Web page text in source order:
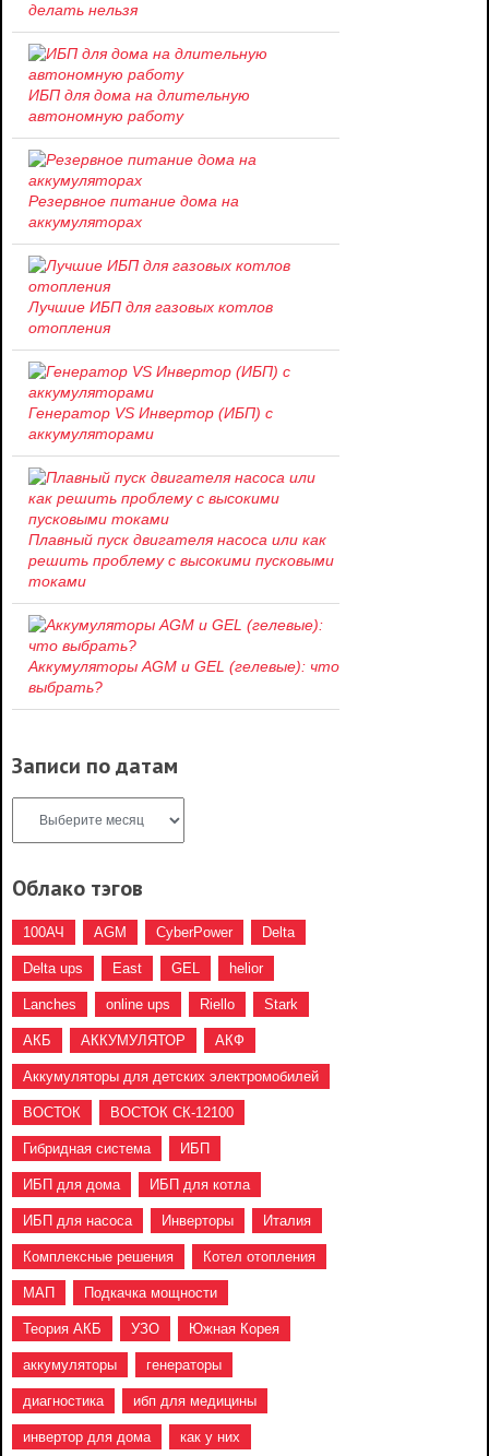
делать нельзя
ИБП для дома на длительную
автономную работу
Резервное питание дома на
аккумуляторах
Лучшие ИБП для газовых котлов
отопления
Генератор VS Инвертор (ИБП) с
аккумуляторами
Плавный пуск двигателя насоса или как
решить проблему c высокими пусковыми
токами
Аккумуляторы AGM и GEL (гелевые): что
выбрать?
Записи по датам
Облако тэгов
100АЧ AGM CyberPower Delta
Delta ups East GEL helior
Lanches online ups Riello Stark
АКБ АККУМУЛЯТОР АКФ
Аккумуляторы для детских электромобилей
ВОСТОК ВОСТОК СК-12100
Гибридная система ИБП
ИБП для дома ИБП для котла
ИБП для насоса Инверторы Италия
Комплексные решения Котел отопления
МАП Подкачка мощности
Теория АКБ УЗО Южная Корея
аккумуляторы генераторы
диагностика ибп для медицины
инвертор для дома как у них